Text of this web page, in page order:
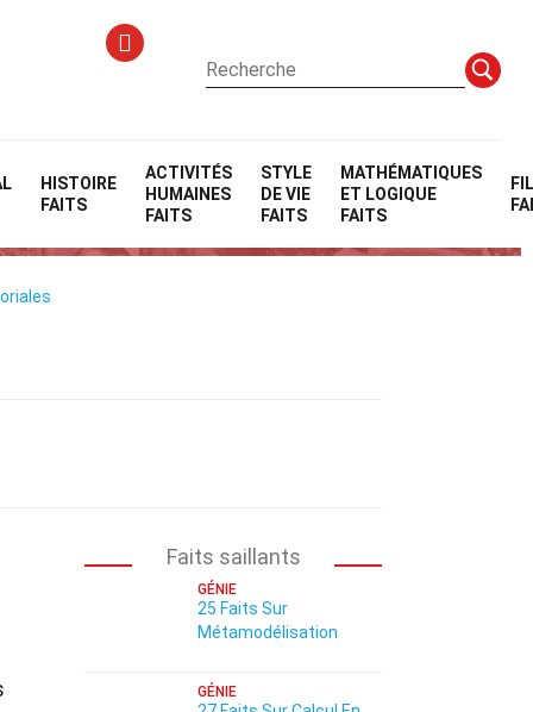
HISTOIRE
FAITS
ACTIVITÉS
HUMAINES
FAITS
STYLE
DE VIE
FAITS
MATHÉMATIQUES
ET LOGIQUE
FAITS
Faits saillants
GÉNIE
25 Faits Sur
Métamodélisation
GÉNIE